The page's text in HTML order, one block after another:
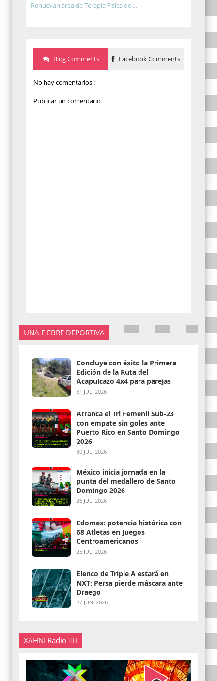
Renuevan área de Terapia Física del...
Blog Comments Facebook Comments
No hay comentarios.:
Publicar un comentario
UNA FIEBRE DEPORTIVA
Concluye con éxito la Primera
Edición de la Ruta del
Acapulcazo 4x4 para parejas
31 JUL. 2026
Arranca el Tri Femenil Sub-23
con empate sin goles ante
Puerto Rico en Santo Domingo
2026
30 JUL. 2026
México inicia jornada en la
punta del medallero de Santo
Domingo 2026
26 JUL. 2026
Edomex: potencia histórica con
68 Atletas en Juegos
Centroamericanos
25 JUL. 2026
Elenco de Triple A estará en
NXT; Persa pierde máscara ante
Draego
27 JUN. 2026
XAHNI Radio 👇🏽